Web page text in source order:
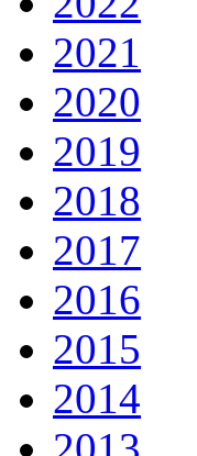
2021
2020
2019
2018
2017
2016
2015
2014